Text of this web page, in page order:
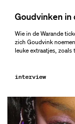
Goudvinken in
Wie in de Warande
zich Goudvink
leuke extraatjes,
interview